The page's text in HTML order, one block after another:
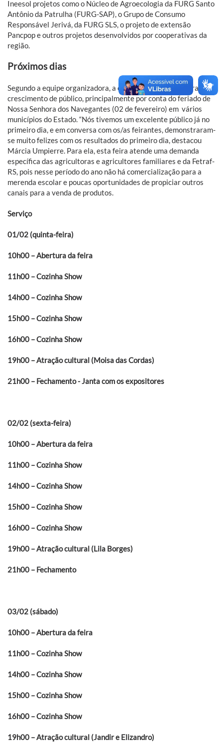
Ineesol projetos como o Núcleo de Agroecologia da FURG Santo
Antônio da Patrulha (FURG-SAP), o Grupo de Consumo
Responsável Jerivá, da FURG SLS, o projeto de extensão
Pancpop e outros projetos desenvolvidos por cooperativas da
região.
Próximos dias
Segundo a equipe organizadora, a expectativa é que ocorra um
crescimento de público, principalmente por conta do feriado de
Nossa Senhora dos Navegantes (02 de fevereiro) em vários
municípios do Estado. “Nós tivemos um excelente público já no
primeiro dia, e em conversa com os/as feirantes, demonstraram-
se muito felizes com os resultados do primeiro dia, destacou
Márcia Umpierre. Para ela, esta feira atende uma demanda
específica das agricultoras e agricultores familiares e da Fetraf-
RS, pois nesse período do ano não há comercialização para a
merenda escolar e poucas oportunidades de propiciar outros
canais para a venda de produtos.
Serviço
01/02 (quinta-feira)
10h00 – Abertura da feira
11h00 – Cozinha Show
14h00 – Cozinha Show
15h00 – Cozinha Show
16h00 – Cozinha Show
19h00 – Atração cultural (Moisa das Cordas)
21h00 – Fechamento - Janta com os expositores
02/02 (sexta-feira)
10h00 – Abertura da feira
11h00 – Cozinha Show
14h00 – Cozinha Show
15h00 – Cozinha Show
16h00 – Cozinha Show
19h00 – Atração cultural (Lila Borges)
21h00 – Fechamento
03/02 (sábado)
10h00 – Abertura da feira
11h00 – Cozinha Show
14h00 – Cozinha Show
15h00 – Cozinha Show
16h00 – Cozinha Show
19h00 – Atração cultural (Jandir e Elizandro)